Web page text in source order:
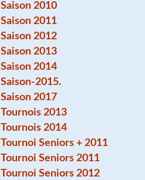
Saison 2010
Saison 2011
Saison 2012
Saison 2013
Saison 2014
Saison-2015.
Saison 2017
Tournois 2013
Tournois 2014
Tournoi Seniors + 2011
Tournoi Seniors 2011
Tournoi Seniors 2012